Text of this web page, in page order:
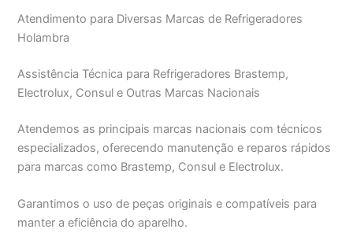
Atendimento para Diversas Marcas de Refrigeradores
Holambra
Assistência Técnica para Refrigeradores Brastemp,
Electrolux, Consul e Outras Marcas Nacionais
Atendemos as principais marcas nacionais com técnicos
especializados, oferecendo manutenção e reparos rápidos
para marcas como Brastemp, Consul e Electrolux.
Garantimos o uso de peças originais e compatíveis para
manter a eficiência do aparelho.